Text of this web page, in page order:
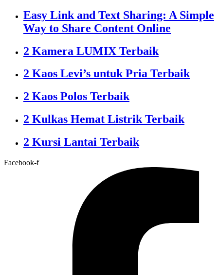
Easy Link and Text Sharing: A Simple
Way to Share Content Online
2 Kamera LUMIX Terbaik
2 Kaos Levi’s untuk Pria Terbaik
2 Kaos Polos Terbaik
2 Kulkas Hemat Listrik Terbaik
2 Kursi Lantai Terbaik
Facebook-f